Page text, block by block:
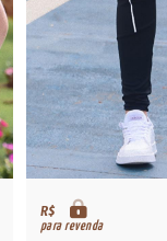
R$
para revenda